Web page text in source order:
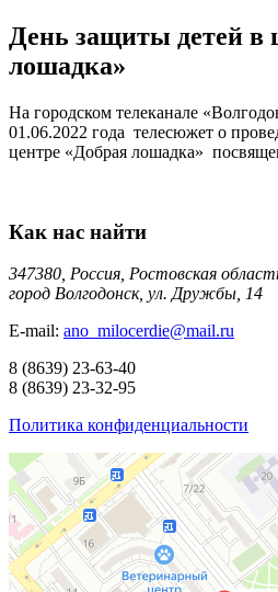
День защиты детей в
лошадка»
На городском телеканале
01.06.2022 года телесюжет о
центре «Добрая лошадка»
Как нас найти
347380, Россия, Ростовская
город Волгодонск, ул. Дружбы, 14
E-mail: ano_milocerdie@mail.ru
8 (8639) 23-63-40
8 (8639) 23-32-95
Политика конфиденциальности